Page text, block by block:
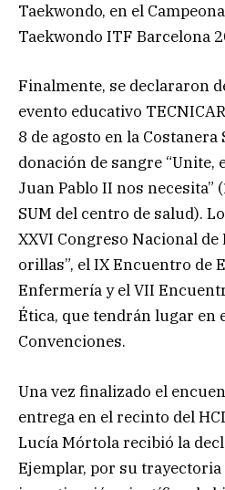
Taekwondo, en el
Taekwondo ITF Barcelona
Finalmente, se declararon
evento educativo
8 de agosto en la Costanera
donación de sangre “Unite,
Juan Pablo II nos necesita”
SUM del centro de salud).
XXVI Congreso Nacional de
orillas”, el IX Encuentro de
Enfermería y el VII
Ética, que tendrán lugar en
Convenciones.
Una vez finalizado el
entrega en el recinto del
Lucía Mórtola recibió la
Ejemplar, por su trayectoria